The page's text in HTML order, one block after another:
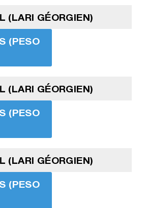
(LARI GÉORGIEN)
(PESO
(LARI GÉORGIEN)
(PESO
(LARI GÉORGIEN)
(PESO